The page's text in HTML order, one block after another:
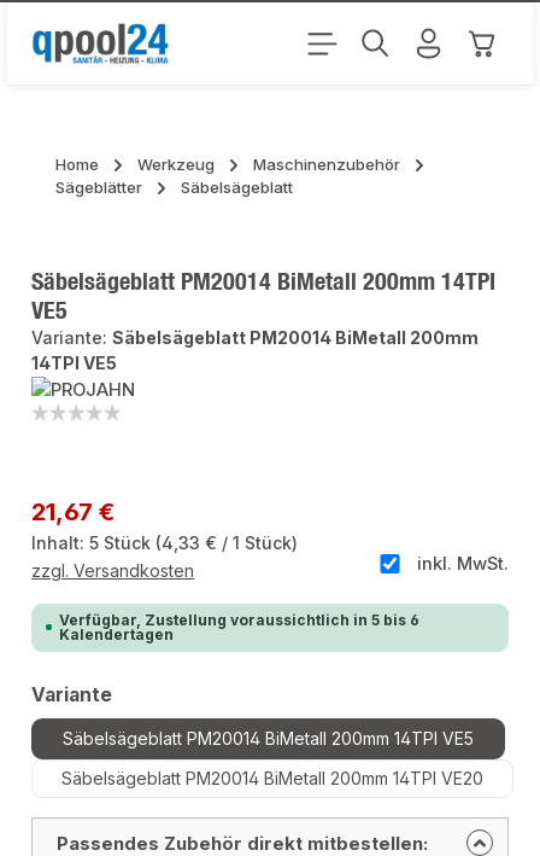
Zum Hauptinhalt springen
Home Werkzeug
Maschinenzubehör
Sägeblätter
Säbelsägeblatt
Säbelsägeblatt PM20014 BiMetall 200mm 14TPI
VE5
Variante:Säbelsägeblatt PM20014 BiMetall 200mm
14TPI VE5
Regulärer Preis:
21,67 €
Inhalt:5 Stück (4,33 € / 1 Stück)
inkl. MwSt.
zzgl. Versandkosten
Verfügbar, Zustellung voraussichtlich in 5 bis 6
Kalendertagen
Varianteauswählen
Säbelsägeblatt PM20014 BiMetall 200mm 14TPI VE5
Säbelsägeblatt PM20014 BiMetall 200mm 14TPI VE20
Passendes Zubehör direkt mitbestellen: